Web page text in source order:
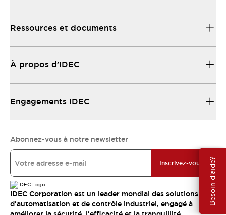
Besoin d'aide?
Ressources et documents
À propos d’IDEC
Engagements IDEC
Abonnez-vous à notre newsletter
Inscrivez-vous
IDEC Corporation est un leader mondial des solutions
d'automatisation et de contrôle industriel, engagé à